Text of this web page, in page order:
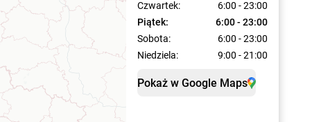
Czwartek:
6:00 - 23:00
Piątek:
6:00 - 23:00
Sobota:
6:00 - 23:00
Niedziela:
9:00 - 21:00
Pokaż w Google Maps